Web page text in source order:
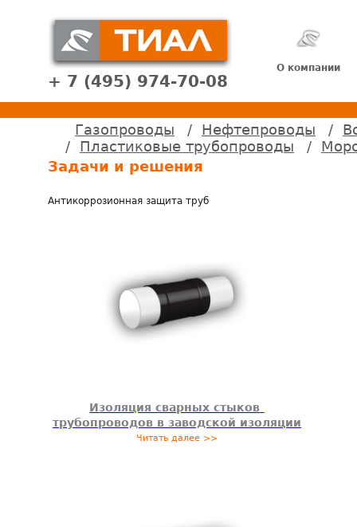
+ 7 (495) 974-70-08
О компании
Газопроводы Нефтепроводы
Пластиковые трубопроводы
Задачи и решения
Антикоррозионная защита труб
Изоляция сварных стыков
трубопроводов в заводской изоляции
Читать далее >>